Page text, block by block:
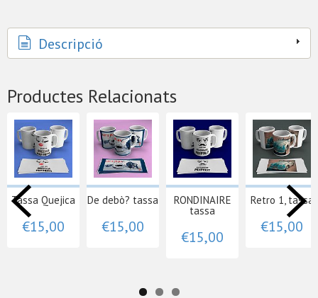
Descripció
Productes Relacionats
Tassa Quejica
€15,00
De debò? tassa
€15,00
RONDINAIRE
tassa
€15,00
Retro 1, tassa
€15,00